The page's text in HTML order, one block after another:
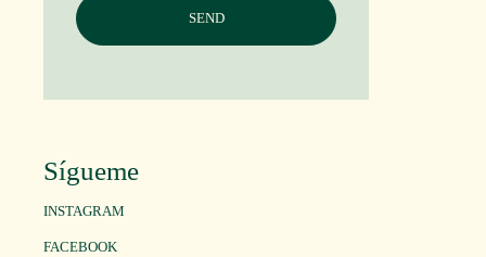
Sígueme
INSTAGRAM
FACEBOOK